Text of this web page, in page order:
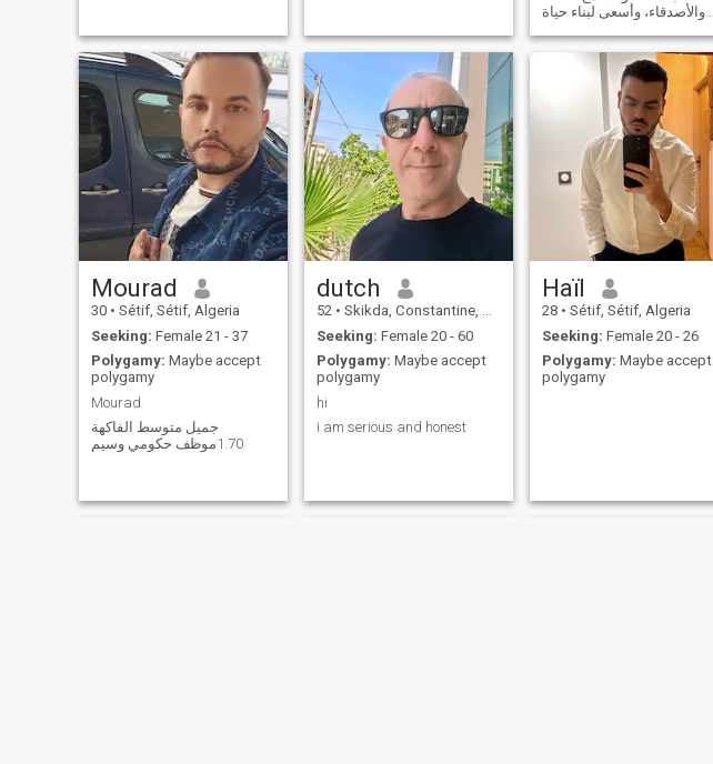
والأصدقاء، وأسعى لبناء حياة
Mourad
30 • Sétif, Sétif, Algeria
Seeking: Female 21 - 37
Polygamy: Maybe accept
polygamy
Mourad
جميل متوسط الفاكهة
1.70موظف حكومي وسيم
dutch
52 • Skikda, Constantine, Algeria
Seeking: Female 20 - 60
Polygamy: Maybe accept
polygamy
hi
i am serious and honest
Haïl
28 • Sétif, Sétif, Algeria
Seeking: Female 20 - 26
Polygamy: Maybe accept
polygamy